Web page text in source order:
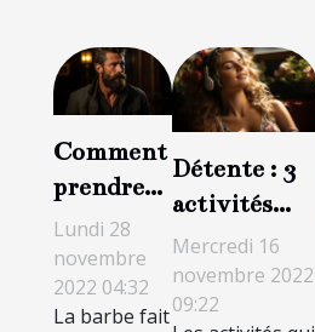
Comment
prendre
soin de sa
barbe ?
Lundi 28
novembre
2022 04:32
La barbe fait
Détente : 3
activités
créatives
anti-stress
Mercredi 16
novembre 2022
09:22